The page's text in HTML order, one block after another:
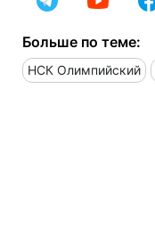
Больше по теме:
НСК Олимпийский